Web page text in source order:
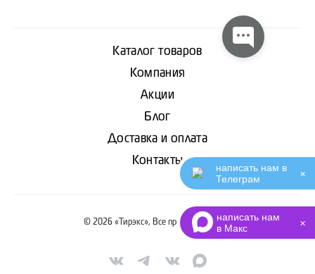
написать нам
в Макс
✕
написать нам в
Телеграм
✕
Каталог товаров
Компания
Акции
Блог
Доставка и оплата
Контакты
© 2026 «Тирэкс», Все права защищены